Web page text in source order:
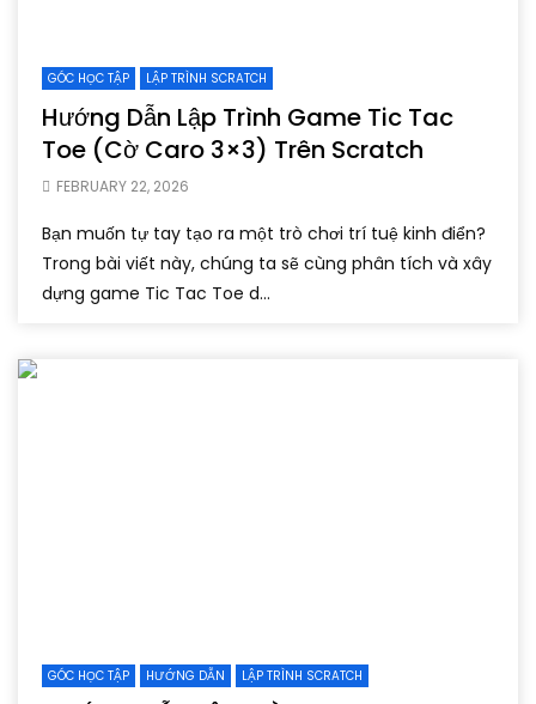
GÓC HỌC TẬP LẬP TRÌNH SCRATCH
Hướng Dẫn Lập Trình Game Tic Tac
Toe (Cờ Caro 3×3) Trên Scratch
FEBRUARY 22, 2026
Bạn muốn tự tay tạo ra một trò chơi trí tuệ kinh điển?
Trong bài viết này, chúng ta sẽ cùng phân tích và xây
dựng game Tic Tac Toe d...
GÓC HỌC TẬP HƯỚNG DẪN LẬP TRÌNH SCRATCH